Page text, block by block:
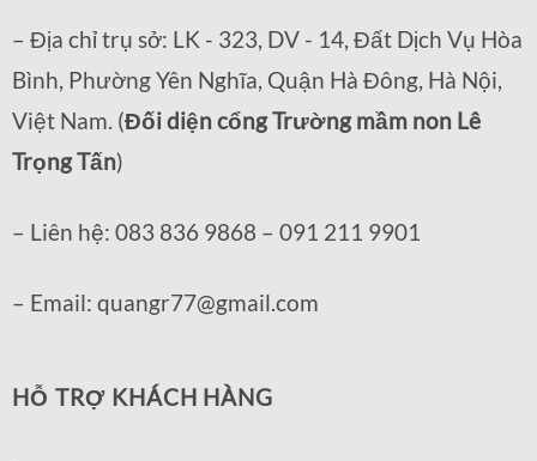
– Địa chỉ trụ sở: LK - 323, DV - 14, Đất Dịch Vụ Hòa
Bình, Phường Yên Nghĩa, Quận Hà Đông, Hà Nội,
Việt Nam. (Đối diện cổng Trường mầm non Lê
Trọng Tấn)
– Liên hệ: 083 836 9868 – 091 211 9901
– Email: quangr77@gmail.com
HỖ TRỢ KHÁCH HÀNG